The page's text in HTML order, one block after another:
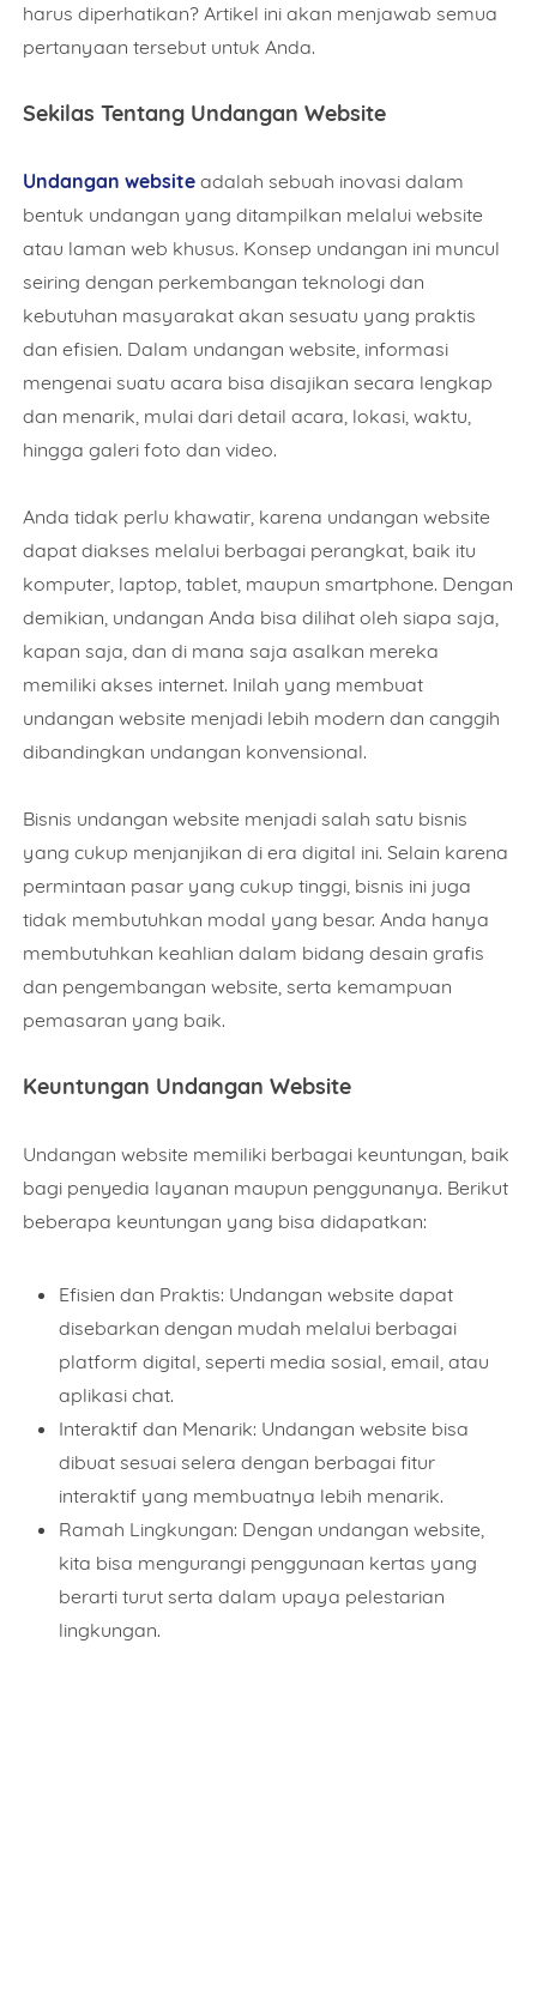
harus diperhatikan? Artikel ini akan menjawab semua
pertanyaan tersebut untuk Anda.
Sekilas Tentang Undangan Website
Undangan website adalah sebuah inovasi dalam
bentuk undangan yang ditampilkan melalui website
atau laman web khusus. Konsep undangan ini muncul
seiring dengan perkembangan teknologi dan
kebutuhan masyarakat akan sesuatu yang praktis
dan efisien. Dalam undangan website, informasi
mengenai suatu acara bisa disajikan secara lengkap
dan menarik, mulai dari detail acara, lokasi, waktu,
hingga galeri foto dan video.
Anda tidak perlu khawatir, karena undangan website
dapat diakses melalui berbagai perangkat, baik itu
komputer, laptop, tablet, maupun smartphone. Dengan
demikian, undangan Anda bisa dilihat oleh siapa saja,
kapan saja, dan di mana saja asalkan mereka
memiliki akses internet. Inilah yang membuat
undangan website menjadi lebih modern dan canggih
dibandingkan undangan konvensional.
Bisnis undangan website menjadi salah satu bisnis
yang cukup menjanjikan di era digital ini. Selain karena
permintaan pasar yang cukup tinggi, bisnis ini juga
tidak membutuhkan modal yang besar. Anda hanya
membutuhkan keahlian dalam bidang desain grafis
dan pengembangan website, serta kemampuan
pemasaran yang baik.
Keuntungan Undangan Website
Undangan website memiliki berbagai keuntungan, baik
bagi penyedia layanan maupun penggunanya. Berikut
beberapa keuntungan yang bisa didapatkan:
Efisien dan Praktis: Undangan website dapat
disebarkan dengan mudah melalui berbagai
platform digital, seperti media sosial, email, atau
aplikasi chat.
Interaktif dan Menarik: Undangan website bisa
dibuat sesuai selera dengan berbagai fitur
interaktif yang membuatnya lebih menarik.
Ramah Lingkungan: Dengan undangan website,
kita bisa mengurangi penggunaan kertas yang
berarti turut serta dalam upaya pelestarian
lingkungan.